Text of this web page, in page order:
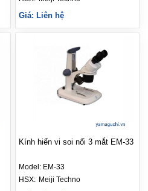
Giá: Liên hệ
Kính hiển vi soi nổi 3 mắt EM-33
Model: EM-33
HSX: Meiji Techno